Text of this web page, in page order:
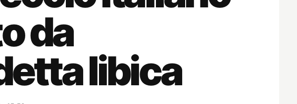
da
libica